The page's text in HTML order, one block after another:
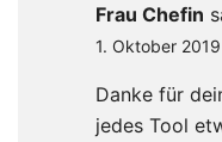
Frau Chefin
1. Oktober
Danke für
jedes Tool